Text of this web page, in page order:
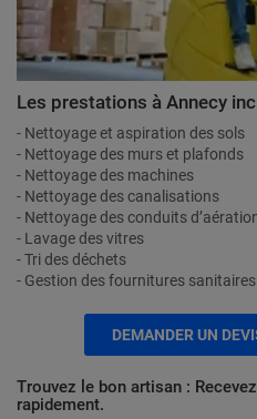
Les prestations à Annecy
- Nettoyage et aspiration des sols
- Nettoyage des murs et plafonds
- Nettoyage des machines
- Nettoyage des canalisations
- Nettoyage des conduits
- Lavage des vitres
- Tri des déchets
- Gestion des fournitures sanitaires
DEMANDER UN
Trouvez le bon artisan :
rapidement.